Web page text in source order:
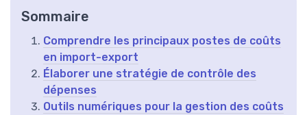
Sommaire
Comprendre les principaux postes de coûts
en import-export
Élaborer une stratégie de contrôle des
dépenses
Outils numériques pour la gestion des coûts